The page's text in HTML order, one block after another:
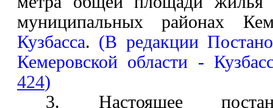
муниципальных районах
Кузбасса. (В редакции
Кемеровской области -
424)
3. Настоящее